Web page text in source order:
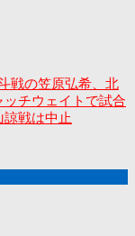
戦の笠原弘希、北
チウェイトで試合
戦は中止